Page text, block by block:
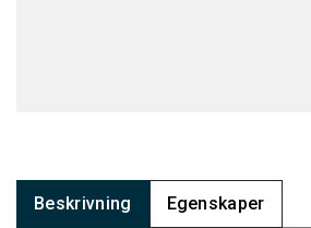
Beskrivning Egenskaper